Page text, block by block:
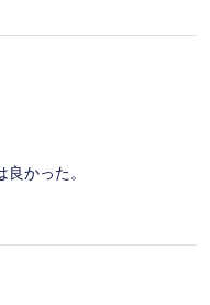
かった。